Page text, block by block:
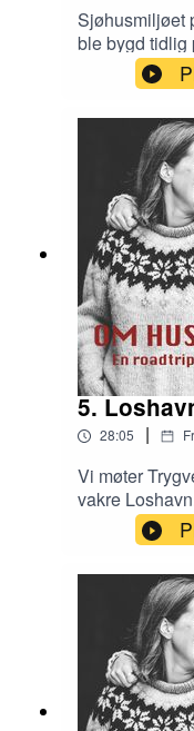
Sjøhusmiljøet
ble bygd tidlig
bygningene
sildesalting
siste 20 årene
preget av
levende
både folk og
5.
28:05 |
Vi møter
vakre
oppleves å
utfordringer
forvaltning og